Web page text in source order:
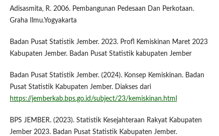
Adisasmita, R. 2006. Pembangunan Pedesaan Dan Perkotaan.
Graha Ilmu.Yogyakarta
Badan Pusat Statistik Jember. 2023. Profl Kemiskinan Maret 2023
Kabupaten Jember. Badan Pusat Statistik kabupaten Jember
Badan Pusat Statistik Jember. (2024). Konsep Kemiskinan. Badan
Pusat Statistik Kabupaten Jember. Diakses dari
https://jemberkab.bps.go.id/subject/23/kemiskinan.html
BPS JEMBER. (2023). Statistik Kesejahteraan Rakyat Kabupaten
Jember 2023. Badan Pusat Statistik Kabupaten Jember.